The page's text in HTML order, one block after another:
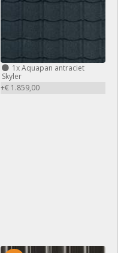
1xAquapan antraciet
Skyler
+€ 1.859,00